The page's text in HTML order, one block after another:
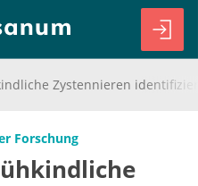
Zystennieren identifiziert
Forschung